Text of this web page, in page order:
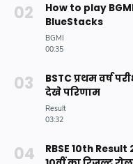
How to play
BlueStacks
BSTC प्रथम वर्ष
देखे परिणाम
RBSE 10th Result